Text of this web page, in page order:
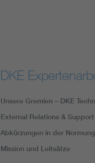
DKE
Unsere Gremien – DKE
External Relations & Support
Abkürzungen in der Normung
Mission und Leitsätze